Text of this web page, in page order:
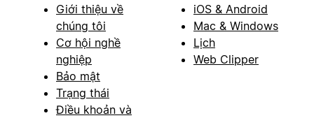
Giới thiệu về
chúng tôi
Cơ hội nghề
nghiệp
Bảo mật
Trạng thái
Điều khoản và
iOS & Android
Mac & Windows
Lịch
Web Clipper